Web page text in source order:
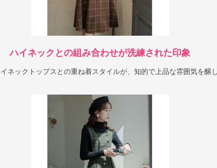
ハイネックとの組み合わせが洗練された印象
ネックトップスとの重ね着スタイルが、知的で上品な雰囲気を醸